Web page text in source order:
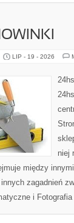
LIP - 19 - 2026
niej
między
zagadnień
i